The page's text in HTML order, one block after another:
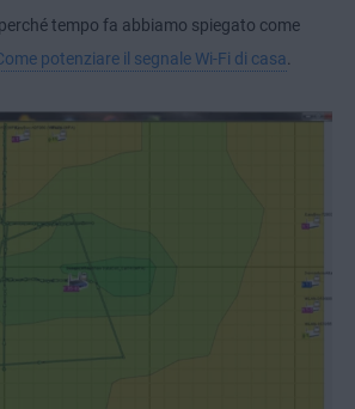
tempo fa abbiamo spiegato come
potenziare il segnale Wi-Fi di casa.